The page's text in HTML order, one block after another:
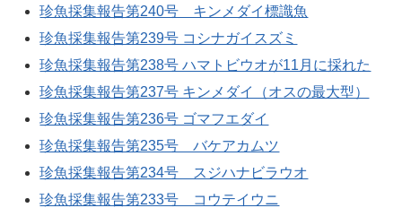
珍魚採集報告第240号 キンメダイ標識魚
珍魚採集報告第239号 コシナガイスズミ
珍魚採集報告第238号 ハマトビウオが11月に採れた
珍魚採集報告第237号 キンメダイ（オスの最大型）
珍魚採集報告第236号 ゴマフエダイ
珍魚採集報告第235号 バケアカムツ
珍魚採集報告第234号 スジハナビラウオ
珍魚採集報告第233号 コウテイウニ